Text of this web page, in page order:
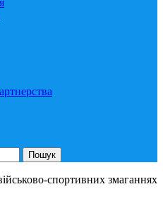
Пошук
спортивних змаганнях